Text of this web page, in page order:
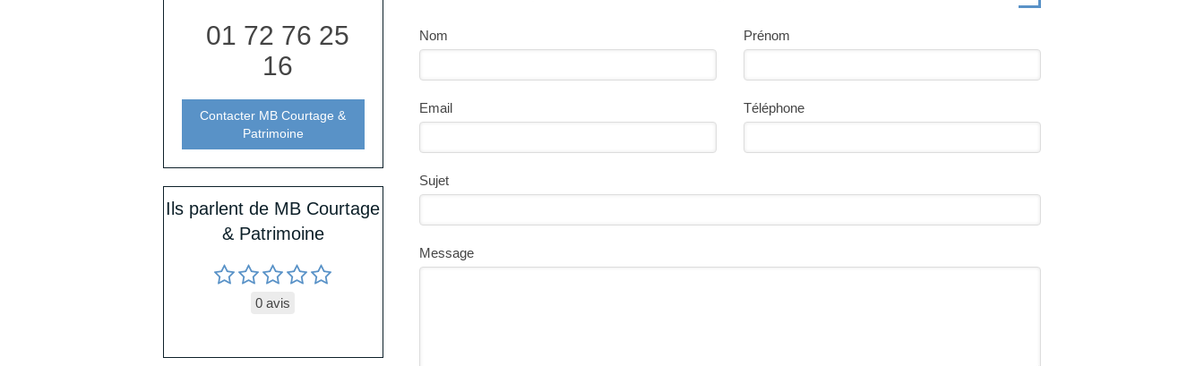
Nom Prénom
Email Téléphone
Sujet
Message
01 72 76 25
16
Contacter MB Courtage &
Patrimoine
Ils parlent de MB Courtage
& Patrimoine
0 avis